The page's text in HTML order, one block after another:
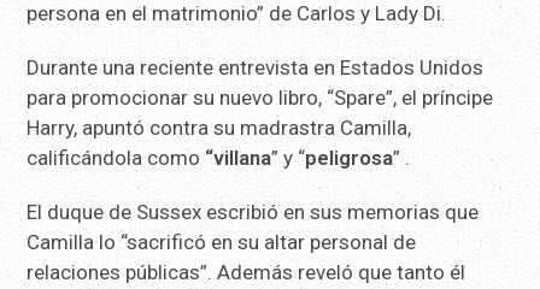
persona en el matrimonio” de Carlos y Lady Di.
Durante una reciente entrevista en Estados Unidos
para promocionar su nuevo libro, “Spare”, el príncipe
Harry, apuntó contra su madrastra Camilla,
calificándola como “villana” y “peligrosa” .
El duque de Sussex escribió en sus memorias que
Camilla lo “sacrificó en su altar personal de
relaciones públicas”. Además reveló que tanto él